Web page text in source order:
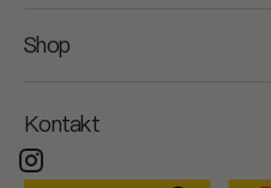
Shop
Kontakt
Instagram